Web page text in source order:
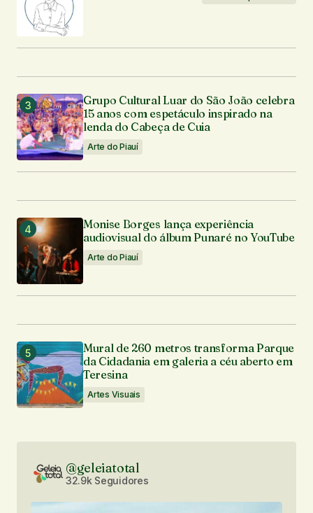
Grupo Cultural Luar do São João celebra
15 anos com espetáculo inspirado na
lenda do Cabeça de Cuia
Arte do Piauí
Monise Borges lança experiência
audiovisual do álbum Punaré no YouTube
Arte do Piauí
Mural de 260 metros transforma Parque
da Cidadania em galeria a céu aberto em
Teresina
Artes Visuais
@geleiatotal
32.9k Seguidores